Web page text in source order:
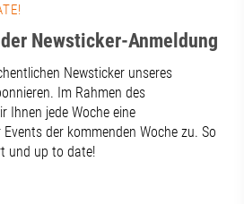
Newsticker-Anmeldung
Newsticker unseres
Im Rahmen des
Ihnen jede Woche eine
der kommenden Woche zu. So
und up to date!